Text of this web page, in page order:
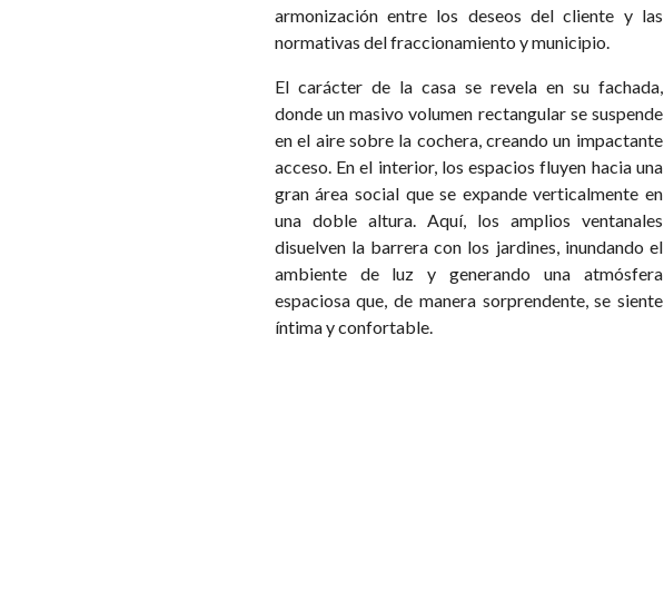
armonización entre los deseos del cliente y las
normativas del fraccionamiento y municipio.
El carácter de la casa se revela en su fachada,
donde un masivo volumen rectangular se suspende
en el aire sobre la cochera, creando un impactante
acceso. En el interior, los espacios fluyen hacia una
gran área social que se expande verticalmente en
una doble altura. Aquí, los amplios ventanales
disuelven la barrera con los jardines, inundando el
ambiente de luz y generando una atmósfera
espaciosa que, de manera sorprendente, se siente
íntima y confortable.